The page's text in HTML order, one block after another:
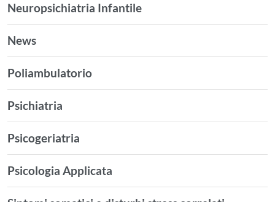
Neuropsichiatria Infantile
News
Poliambulatorio
Psichiatria
Psicogeriatria
Psicologia Applicata